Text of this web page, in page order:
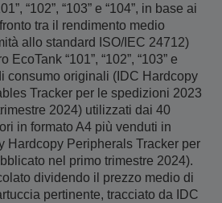
“102”, “103” e “104”, in base ai
tra il rendimento medio
allo standard ISO/IEC 24712)
“101”, “102”, “103” e
consumo originali (IDC Hardcopy
Tracker per le spedizioni 2023
2024) utilizzati dai 40
in formato A4 più venduti in
Hardcopy Peripherals Tracker per
nel primo trimestre 2024).
dividendo il prezzo medio di
pertinente, tracciato da IDC